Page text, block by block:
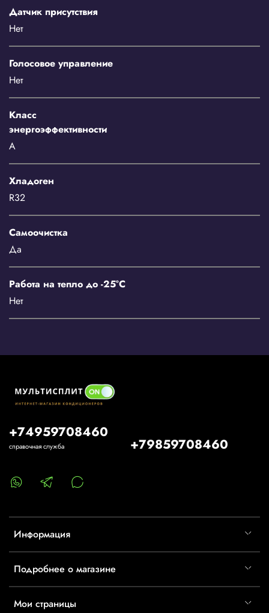
Датчик присутствия
Нет
Голосовое управление
Нет
Класс
энергоэффективности
A
Хладоген
R32
Самоочистка
Да
Работа на тепло до -25°C
Нет
Информация
Подробнее о магазине
Мои страницы
+74959708460
справочная служба +79859708460